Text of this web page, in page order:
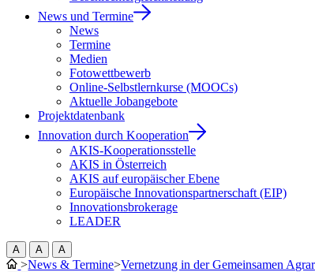
News und Termine
News
Termine
Medien
Fotowettbewerb
Online-Selbstlernkurse (MOOCs)
Aktuelle Jobangebote
Projektdatenbank
Innovation durch Kooperation
AKIS-Kooperationsstelle
AKIS in Österreich
AKIS auf europäischer Ebene
Europäische Innovationspartnerschaft (EIP)
Innovationsbrokerage
LEADER
A A A
>News & Termine>Vernetzung in der Gemeinsamen